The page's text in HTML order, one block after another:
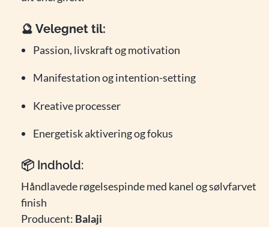
🔮 Velegnet til:
Passion, livskraft og motivation
Manifestation og intention-setting
Kreative processer
Energetisk aktivering og fokus
📦 Indhold:
Håndlavede røgelsespinde med kanel og sølvfarvet
finish
Producent: Balaji